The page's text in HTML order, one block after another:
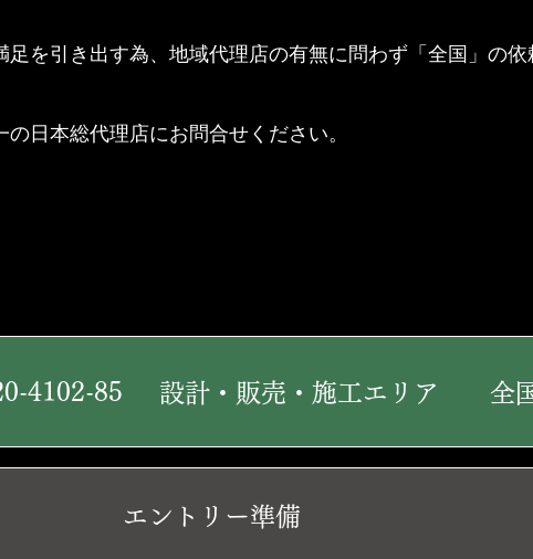
足を引き出す為、地域代理店の有無に問わず「全国」の
日本総代理店にお問合せください。
4102-85 設計・販売・施工エリア 全
エントリー準備